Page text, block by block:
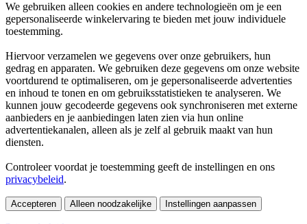
We gebruiken alleen cookies en andere technologieën om je een
gepersonaliseerde winkelervaring te bieden met jouw individuele
toestemming.
Hiervoor verzamelen we gegevens over onze gebruikers, hun
gedrag en apparaten. We gebruiken deze gegevens om onze website
voortdurend te optimaliseren, om je gepersonaliseerde advertenties
en inhoud te tonen en om gebruiksstatistieken te analyseren. We
kunnen jouw gecodeerde gegevens ook synchroniseren met externe
aanbieders en je aanbiedingen laten zien via hun online
advertentiekanalen, alleen als je zelf al gebruik maakt van hun
diensten.
Controleer voordat je toestemming geeft de instellingen en ons
privacybeleid.
Accepteren Alleen noodzakelijke Instellingen aanpassen